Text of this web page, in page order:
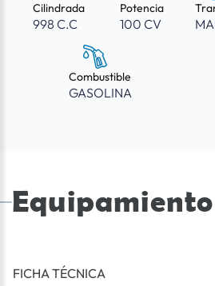
Cilindrada
998 C.C
Potencia
100 CV
Combustible
GASOLINA
Equipamiento
FICHA TÉCNICA